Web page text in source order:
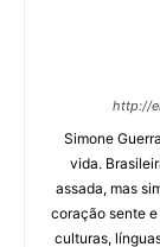
http://
Simone
vida.
assada, mas
coração sente
culturas,